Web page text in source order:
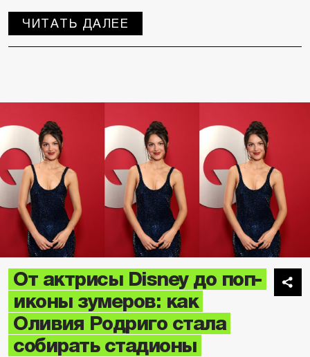
ЧИТАТЬ ДАЛЕЕ
От актрисы Disney до поп-
иконы зумеров: как
Оливия Родриго стала
собирать стадионы